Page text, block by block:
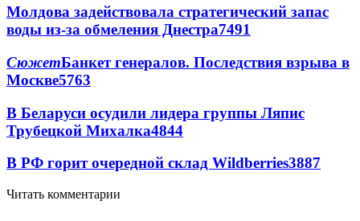
Молдова задействовала стратегический запас
воды из-за обмеления Днестра7491
СюжетБанкет генералов. Последствия взрыва в
Москве5763
В Беларуси осудили лидера группы Ляпис
Трубецкой Михалка4844
В РФ горит очередной склад Wildberries3887
Читать комментарии